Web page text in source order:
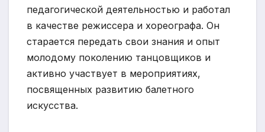
педагогической деятельностью и работал
в качестве режиссера и хореографа. Он
старается передать свои знания и опыт
молодому поколению танцовщиков и
активно участвует в мероприятиях,
посвященных развитию балетного
искусства.